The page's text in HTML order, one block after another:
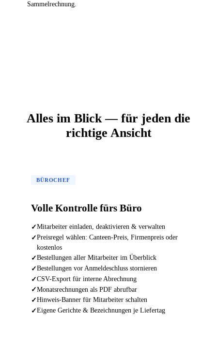
Sammelrechnung.
Alles im Blick — für jeden die
richtige Ansicht
BÜROCHEF
Volle Kontrolle fürs Büro
Mitarbeiter einladen, deaktivieren & verwalten
Preisregel wählen: Canteen-Preis, Firmenpreis oder
kostenlos
Bestellungen aller Mitarbeiter im Überblick
Bestellungen vor Anmeldeschluss stornieren
CSV-Export für interne Abrechnung
Monatsrechnungen als PDF abrufbar
Hinweis-Banner für Mitarbeiter schalten
Eigene Gerichte & Bezeichnungen je Liefertag